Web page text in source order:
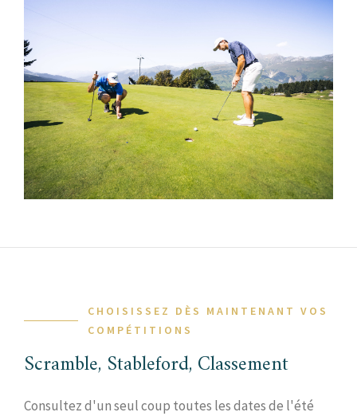
CHOISISSEZ DÈS MAINTENANT VOS
COMPÉTITIONS
Scramble, Stableford, Classement
Consultez d'un seul coup toutes les dates de l'été